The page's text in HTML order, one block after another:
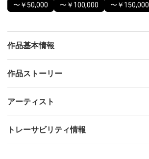
〜￥50,000
〜￥100,000 〜￥150,000
作品基本情報
出品者
制作年
クレヨン・鉛筆・ペン
作品ストーリー
アーティスト
戸谷麻友子
フォローする
トレーサビリティ情報